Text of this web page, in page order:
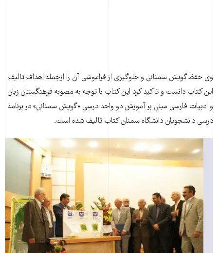
وی حفظ گویش سمنانی و جلوگیری از فراموشی آن را ازجمله اهداف تالیف
این کتاب دانست و تاکید کرد این کتاب با توجه به مصوبه فرهنگستان زبان
و ادبیات فارسی مبنی بر آموزش دو واحد درسی «گویش سمنانی» در برنامه
درسی دانشجویان دانشگاه سمنان کتاب تالیف شده است.